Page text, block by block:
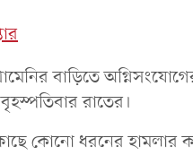
বাড়িতে
রাতের।
কোনো ধরনের হামলার